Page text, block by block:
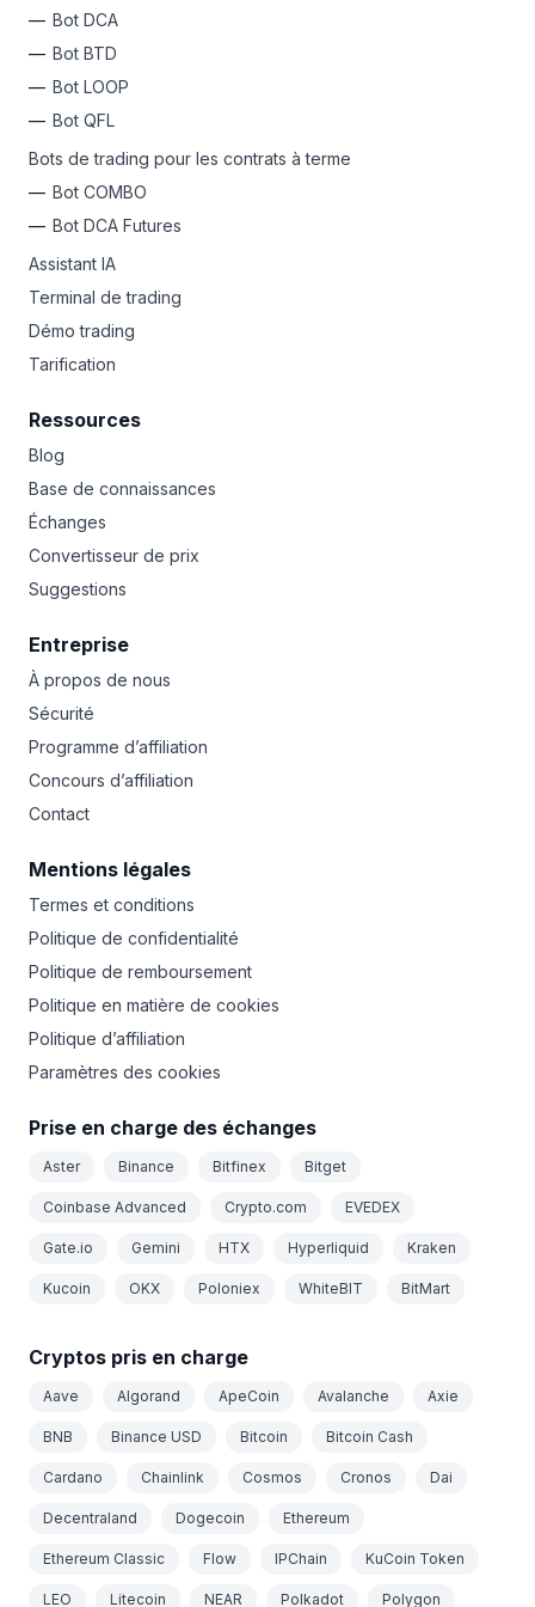
Bot DCA
Bot BTD
Bot LOOP
Bot QFL
Bots de trading pour les contrats à terme
Bot COMBO
Bot DCA Futures
Assistant IA
Terminal de trading
Démo trading
Tarification
Ressources
Blog
Base de connaissances
Échanges
Convertisseur de prix
Suggestions
Entreprise
À propos de nous
Sécurité
Programme d’affiliation
Concours d’affiliation
Contact
Mentions légales
Termes et conditions
Politique de confidentialité
Politique de remboursement
Politique en matière de cookies
Politique d’affiliation
Paramètres des cookies
Prise en charge des échanges
Aster Binance Bitfinex Bitget
Coinbase Advanced Crypto.com EVEDEX
Gate.io Gemini HTX Hyperliquid Kraken
Kucoin OKX Poloniex WhiteBIT BitMart
Cryptos pris en charge
Aave Algorand ApeCoin Avalanche Axie
BNB Binance USD Bitcoin Bitcoin Cash
Cardano Chainlink Cosmos Cronos Dai
Decentraland Dogecoin Ethereum
Ethereum Classic Flow IPChain KuCoin Token
LEO Litecoin NEAR Polkadot Polygon